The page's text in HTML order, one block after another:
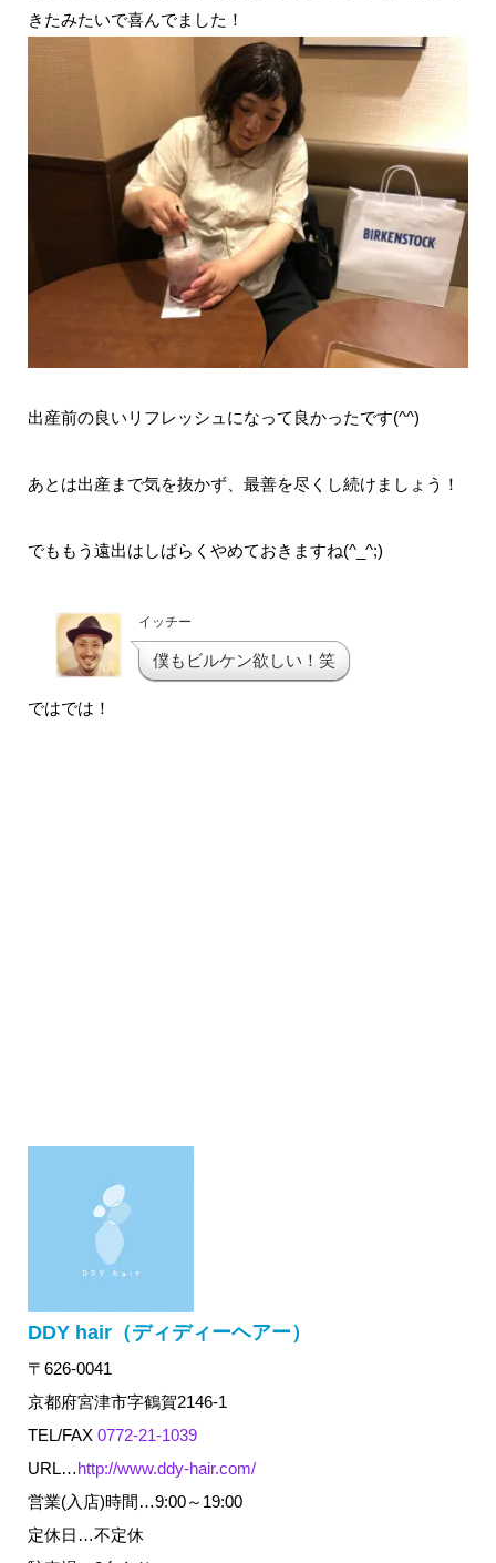
きたみたいで喜んでました！
出産前の良いリフレッシュになって良かったです(^^)
あとは出産まで気を抜かず、最善を尽くし続けましょう！
でももう遠出はしばらくやめておきますね(^_^;)
イッチー
僕もビルケン欲しい！笑
ではでは！
DDY hair（ディディーヘアー）
〒626-0041
京都府宮津市字鶴賀2146-1
TEL/FAX 0772-21-1039
URL…http://www.ddy-hair.com/
営業(入店)時間…9:00～19:00
定休日…不定休